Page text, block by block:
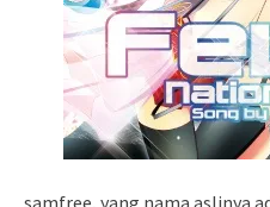
samfree, yang nama aslinya